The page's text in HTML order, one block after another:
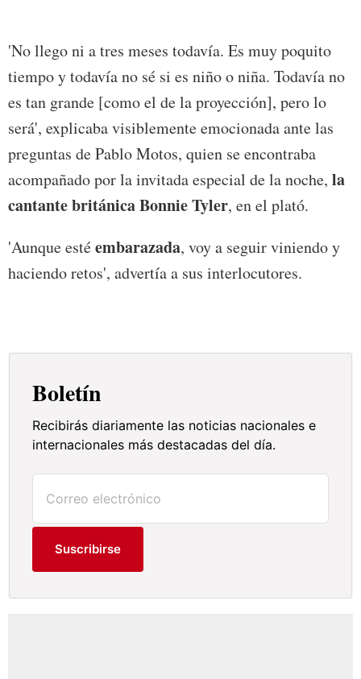
'No llego ni a tres meses todavía. Es muy poquito
tiempo y todavía no sé si es niño o niña. Todavía no
es tan grande [como el de la proyección], pero lo
será', explicaba visiblemente emocionada ante las
preguntas de Pablo Motos, quien se encontraba
acompañado por la invitada especial de la noche, la
cantante británica Bonnie Tyler, en el plató.
'Aunque estéembarazada, voy a seguir viniendo y
haciendo retos', advertía a sus interlocutores.
Boletín
Recibirás diariamente las noticias nacionales e
internacionales más destacadas del día.
Suscribirse